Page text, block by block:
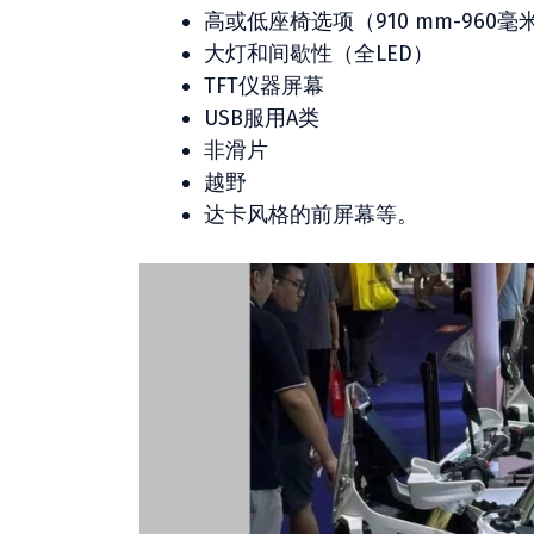
高或低座椅选项（910 mm-960毫
大灯和间歇性（全LED）
TFT仪器屏幕
USB服用A类
非滑片
越野
达卡风格的前屏幕等。